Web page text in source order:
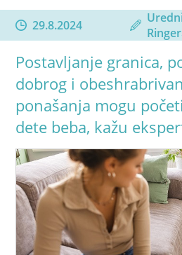
29.8.2024
Postavljanje granica,
dobrog i
ponašanja mogu
dete beba, kažu